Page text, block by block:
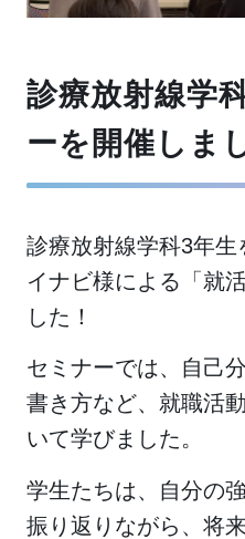
診療放射線学
ーを開催しま
診療放射線学科3年
イナビ様による「就
した！
セミナーでは、自己
書き方など、就職活
いて学びました。
学生たちは、自分の
振り返りながら、将